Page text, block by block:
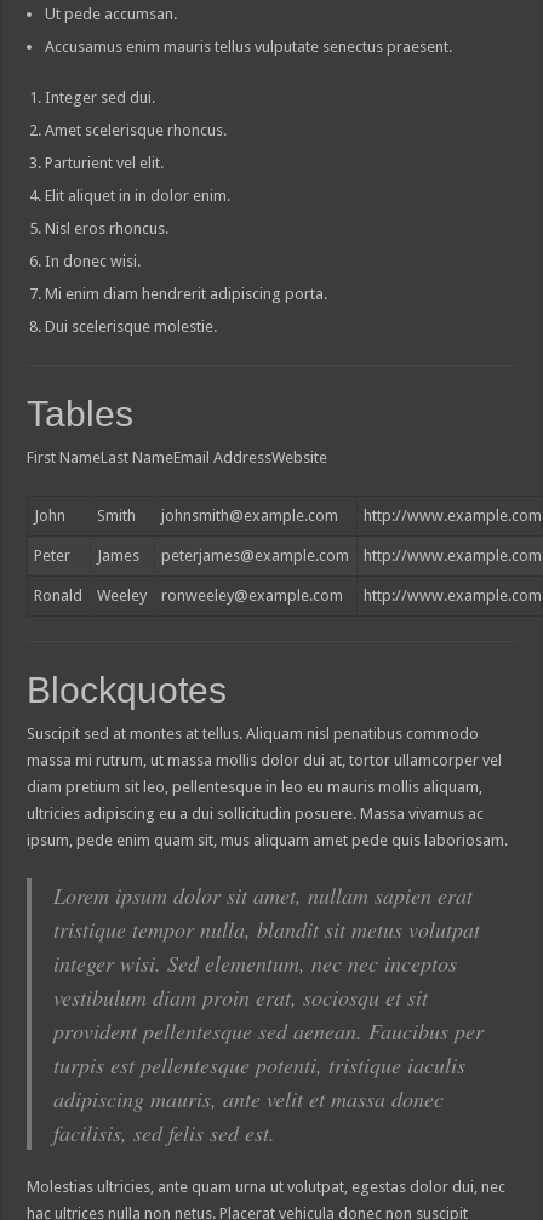
Ut pede accumsan.
Accusamus enim mauris tellus vulputate senectus praesent.
Integer sed dui.
Amet scelerisque rhoncus.
Parturient vel elit.
Elit aliquet in in dolor enim.
Nisl eros rhoncus.
In donec wisi.
Mi enim diam hendrerit adipiscing porta.
Dui scelerisque molestie.
Tables
First NameLast NameEmail AddressWebsite
John Smith johnsmith@example.com http://www.example.com
Peter James peterjames@example.com http://www.example.com
Ronald Weeley ronweeley@example.com http://www.example.com
Blockquotes
Suscipit sed at montes at tellus. Aliquam nisl penatibus commodo
massa mi rutrum, ut massa mollis dolor dui at, tortor ullamcorper vel
diam pretium sit leo, pellentesque in leo eu mauris mollis aliquam,
ultricies adipiscing eu a dui sollicitudin posuere. Massa vivamus ac
ipsum, pede enim quam sit, mus aliquam amet pede quis laboriosam.
Lorem ipsum dolor sit amet, nullam sapien erat
tristique tempor nulla, blandit sit metus volutpat
integer wisi. Sed elementum, nec nec inceptos
vestibulum diam proin erat, sociosqu et sit
provident pellentesque sed aenean. Faucibus per
turpis est pellentesque potenti, tristique iaculis
adipiscing mauris, ante velit et massa donec
facilisis, sed felis sed est.
Molestias ultricies, ante quam urna ut volutpat, egestas dolor dui, nec
hac ultrices nulla non netus. Placerat vehicula donec non suscipit